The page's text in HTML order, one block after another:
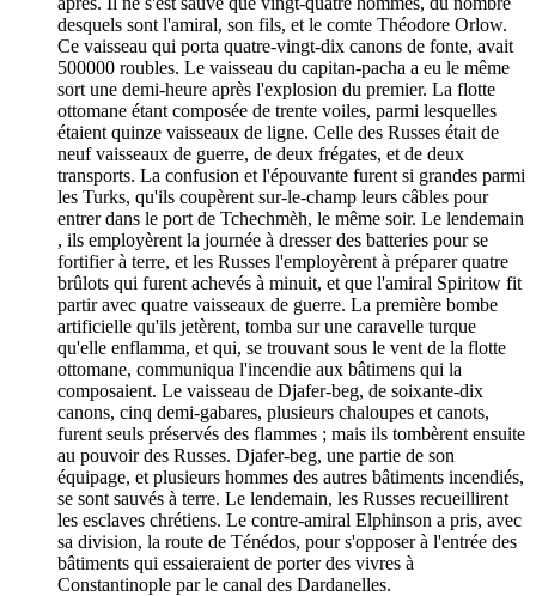
desquels sont l'amiral, son fils, et le comte Théodore Orlow.
Ce vaisseau qui porta quatre-vingt-dix canons de fonte, avait
500000 roubles. Le vaisseau du capitan-pacha a eu le même
sort une demi-heure après l'explosion du premier. La flotte
ottomane étant composée de trente voiles, parmi lesquelles
étaient quinze vaisseaux de ligne. Celle des Russes était de
neuf vaisseaux de guerre, de deux frégates, et de deux
transports. La confusion et l'épouvante furent si grandes parmi
les Turks, qu'ils coupèrent sur-le-champ leurs câbles pour
entrer dans le port de Tchechmèh, le même soir. Le lendemain
, ils employèrent la journée à dresser des batteries pour se
fortifier à terre, et les Russes l'employèrent à préparer quatre
brûlots qui furent achevés à minuit, et que l'amiral Spiritow fit
partir avec quatre vaisseaux de guerre. La première bombe
artificielle qu'ils jetèrent, tomba sur une caravelle turque
qu'elle enflamma, et qui, se trouvant sous le vent de la flotte
ottomane, communiqua l'incendie aux bâtimens qui la
composaient. Le vaisseau de Djafer-beg, de soixante-dix
canons, cinq demi-gabares, plusieurs chaloupes et canots,
furent seuls préservés des flammes ; mais ils tombèrent ensuite
au pouvoir des Russes. Djafer-beg, une partie de son
équipage, et plusieurs hommes des autres bâtiments incendiés,
se sont sauvés à terre. Le lendemain, les Russes recueillirent
les esclaves chrétiens. Le contre-amiral Elphinson a pris, avec
sa division, la route de Ténédos, pour s'opposer à l'entrée des
bâtiments qui essaieraient de porter des vivres à
Constantinople par le canal des Dardanelles.